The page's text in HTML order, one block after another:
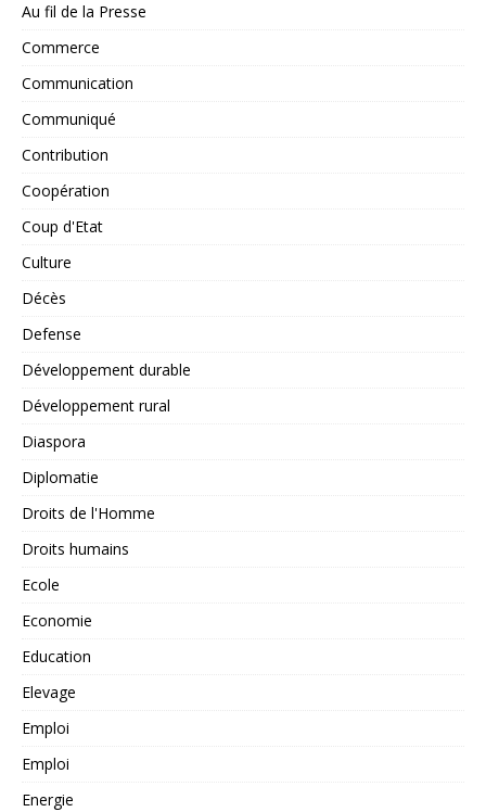
Au fil de la Presse
Commerce
Communication
Communiqué
Contribution
Coopération
Coup d'Etat
Culture
Décès
Defense
Développement durable
Développement rural
Diaspora
Diplomatie
Droits de l'Homme
Droits humains
Ecole
Economie
Education
Elevage
Emploi
Emploi
Energie